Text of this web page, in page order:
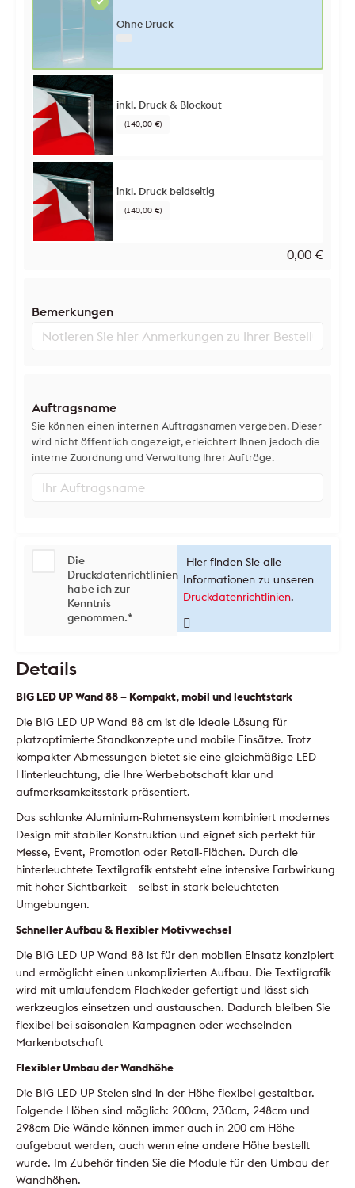
Ohne Druck
inkl. Druck & Blockout
(140,00 €)
inkl. Druck beidseitig
(140,00 €)
0,00 €
Bemerkungen
Auftragsname
Sie können einen internen Auftragsnamen vergeben. Dieser
wird nicht öffentlich angezeigt, erleichtert Ihnen jedoch die
interne Zuordnung und Verwaltung Ihrer Aufträge.
Die
Druckdatenrichtlinien
habe ich zur
Kenntnis
genommen.*
Hier finden Sie alle
Informationen zu unseren
Druckdatenrichtlinien.
Details
BIG LED UP Wand 88 – Kompakt, mobil und leuchtstark
Die BIG LED UP Wand 88 cm ist die ideale Lösung für
platzoptimierte Standkonzepte und mobile Einsätze. Trotz
kompakter Abmessungen bietet sie eine gleichmäßige LED-
Hinterleuchtung, die Ihre Werbebotschaft klar und
aufmerksamkeitsstark präsentiert.
Das schlanke Aluminium-Rahmensystem kombiniert modernes
Design mit stabiler Konstruktion und eignet sich perfekt für
Messe, Event, Promotion oder Retail-Flächen. Durch die
hinterleuchtete Textilgrafik entsteht eine intensive Farbwirkung
mit hoher Sichtbarkeit – selbst in stark beleuchteten
Umgebungen.
Schneller Aufbau & flexibler Motivwechsel
Die BIG LED UP Wand 88 ist für den mobilen Einsatz konzipiert
und ermöglicht einen unkomplizierten Aufbau. Die Textilgrafik
wird mit umlaufendem Flachkeder gefertigt und lässt sich
werkzeuglos einsetzen und austauschen. Dadurch bleiben Sie
flexibel bei saisonalen Kampagnen oder wechselnden
Markenbotschaft
Flexibler Umbau der Wandhöhe
Die BIG LED UP Stelen sind in der Höhe flexibel gestaltbar.
Folgende Höhen sind möglich: 200cm, 230cm, 248cm und
298cm Die Wände können immer auch in 200 cm Höhe
aufgebaut werden, auch wenn eine andere Höhe bestellt
wurde. Im Zubehör finden Sie die Module für den Umbau der
Wandhöhen.